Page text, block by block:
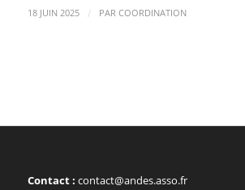
18 JUIN 2025 / PAR COORDINATION
Contact : contact@andes.asso.fr